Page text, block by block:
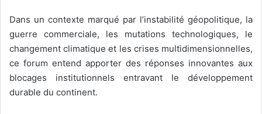
Dans un contexte marqué par l’instabilité géopolitique, la
guerre commerciale, les mutations technologiques, le
changement climatique et les crises multidimensionnelles,
ce forum entend apporter des réponses innovantes aux
blocages institutionnels entravant le développement
durable du continent.